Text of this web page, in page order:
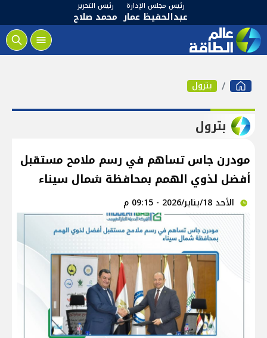
رئيس مجلس الإدارة
عبدالحفيظ عمار
رئيس التحرير
محمد صلاح
بترول
بترول
مودرن جاس تساهم في رسم ملامح مستقبل
أفضل لذوي الهمم بمحافظة شمال سيناء
الأحد 18/يناير/2026 - 09:15 م